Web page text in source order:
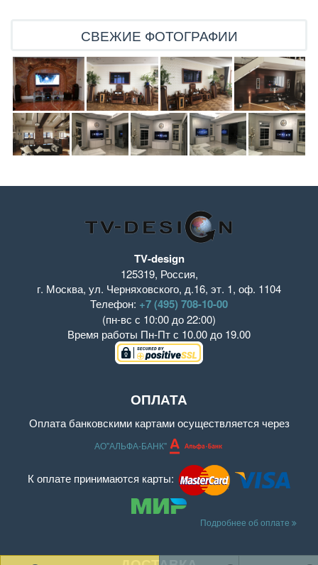
СВЕЖИЕ ФОТОГРАФИИ
TV-design
125319, Россия,
г. Москва, ул. Черняховского, д.16, эт. 1, оф. 1104
Телефон: +7 (495) 708-10-00
(пн-вс с 10:00 до 22:00)
Время работы Пн-Пт с 10.00 до 19.00
ОПЛАТА
Оплата банковскими картами осуществляется через
АО"АЛЬФА-БАНК"
К оплате принимаются карты:
Подробнее об оплате